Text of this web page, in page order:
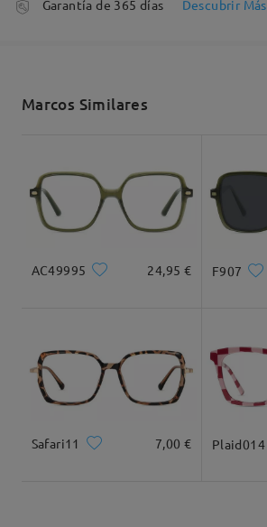
Llegado
Garantía de 365 días
Descubrir Más
Marcos Similares
AC49995 24,95 € F907
Safari11 7,00 € Plaid014